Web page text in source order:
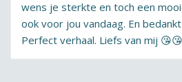
wens je sterkte en toch een
ook voor jou vandaag. En
Perfect verhaal. Liefs van mij